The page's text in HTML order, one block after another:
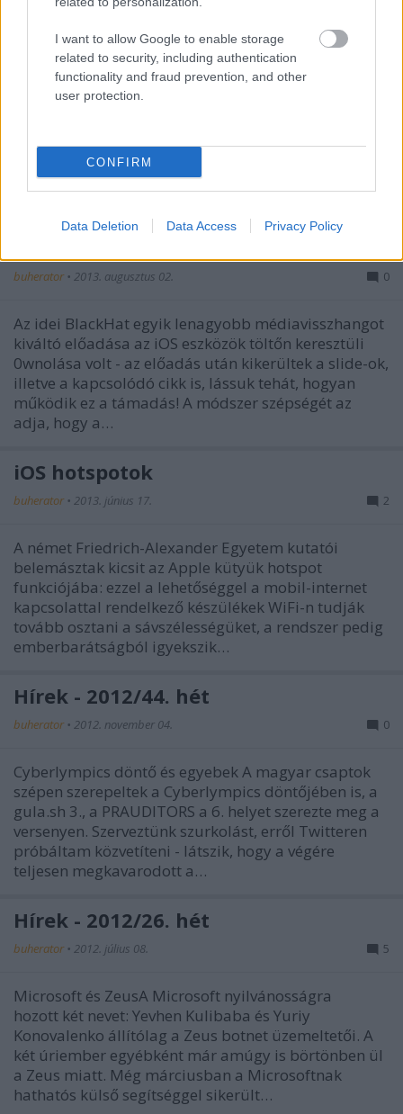
I want to allow Google to enable storage
related to security, including authentication
functionality and fraud prevention, and other
user protection.
CONFIRM
Data Deletion Data Access Privacy Policy
buherator•2013. szeptember 19.
Az utóbbi napok-hetek eseményeinek fényében kissé
kikerülni az újonnan megjelent iOS 7 képernyőzárát
és megnézni az ismerősök homevideóit: Jócskán
15000 dollár fölötti összeget,…
buherator • 2013. augusztus 02. 0
Az idei BlackHat egyik lenagyobb médiavisszhangot
kiváltó előadása az iOS eszközök töltőn keresztüli
0wnolása volt - az előadás után kikerültek a slide-ok,
illetve a kapcsolódó cikk is, lássuk tehát, hogyan
működik ez a támadás! A módszer szépségét az
adja, hogy a…
iOS hotspotok
buherator • 2013. június 17. 2
A német Friedrich-Alexander Egyetem kutatói
belemásztak kicsit az Apple kütyük hotspot
funkciójába: ezzel a lehetőséggel a mobil-internet
kapcsolattal rendelkező készülékek WiFi-n tudják
tovább osztani a sávszélességüket, a rendszer pedig
emberbarátságból igyekszik…
Hírek - 2012/44. hét
buherator • 2012. november 04. 0
Cyberlympics döntő és egyebek A magyar csaptok
szépen szerepeltek a Cyberlympics döntőjében is, a
gula.sh 3., a PRAUDITORS a 6. helyet szerezte meg a
versenyen. Szerveztünk szurkolást, erről Twitteren
próbáltam közvetíteni - látszik, hogy a végére
teljesen megkavarodott a…
Hírek - 2012/26. hét
buherator • 2012. július 08. 5
Microsoft és ZeusA Microsoft nyilvánosságra
hozott két nevet: Yevhen Kulibaba és Yuriy
Konovalenko állítólag a Zeus botnet üzemeltetői. A
két úriember egyébként már amúgy is börtönben ül
a Zeus miatt. Még márciusban a Microsoftnak
hathatós külső segítséggel sikerült…